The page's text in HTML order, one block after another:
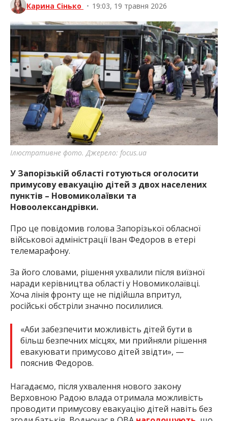
Карина Сінько • 19:03, 19 травня 2026
Ілюстративне фото. Джерело: focus.ua
У Запорізькій області готуються оголосити
примусову евакуацію дітей з двох населених
пунктів – Новомиколаївки та
Новоолександрівки.
Про це повідомив голова Запорізької обласної
військової адміністрації Іван Федоров в етері
телемарафону.
За його словами, рішення ухвалили після виїзної
наради керівництва області у Новомиколаївці.
Хоча лінія фронту ще не підійшла впритул,
російські обстріли значно посилилися.
«Аби забезпечити можливість дітей бути в
більш безпечних місцях, ми прийняли рішення
евакуювати примусово дітей звідти», —
пояснив Федоров.
Нагадаємо, після ухвалення нового закону
Верховною Радою влада отримала можливість
проводити примусову евакуацію дітей навіть без